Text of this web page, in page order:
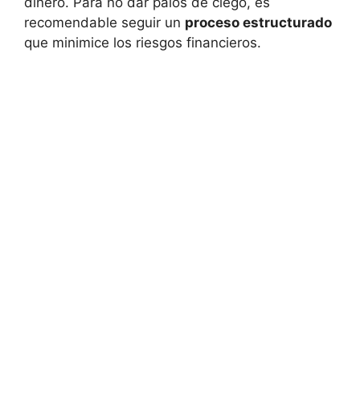
recomendable seguir un proceso estructurado
que minimice los riesgos financieros.